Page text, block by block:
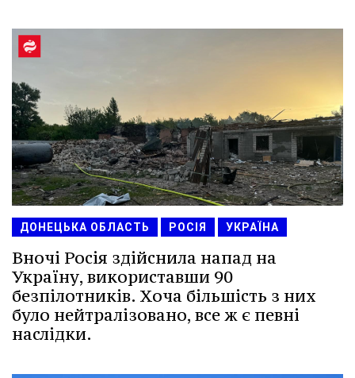
ДОНЕЦЬКА ОБЛАСТЬ РОСІЯ УКРАЇНА
Вночі Росія здійснила напад на
Україну, використавши 90
безпілотників. Хоча більшість з них
було нейтралізовано, все ж є певні
наслідки.